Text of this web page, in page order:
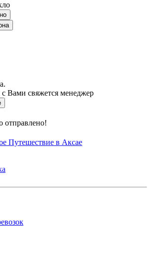
Вами свяжется менеджер
отправлено!